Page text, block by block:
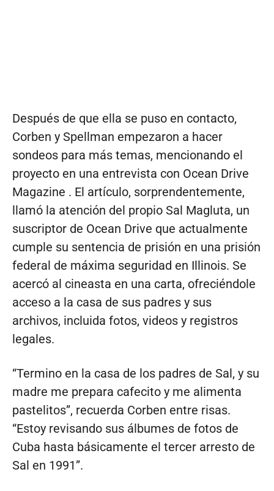
Después de que ella se puso en contacto,
Corben y Spellman empezaron a hacer
sondeos para más temas, mencionando el
proyecto en una entrevista con Ocean Drive
Magazine . El artículo, sorprendentemente,
llamó la atención del propio Sal Magluta, un
suscriptor de Ocean Drive que actualmente
cumple su sentencia de prisión en una prisión
federal de máxima seguridad en Illinois. Se
acercó al cineasta en una carta, ofreciéndole
acceso a la casa de sus padres y sus
archivos, incluida fotos, videos y registros
legales.
“Termino en la casa de los padres de Sal, y su
madre me prepara cafecito y me alimenta
pastelitos”, recuerda Corben entre risas.
“Estoy revisando sus álbumes de fotos de
Cuba hasta básicamente el tercer arresto de
Sal en 1991”.